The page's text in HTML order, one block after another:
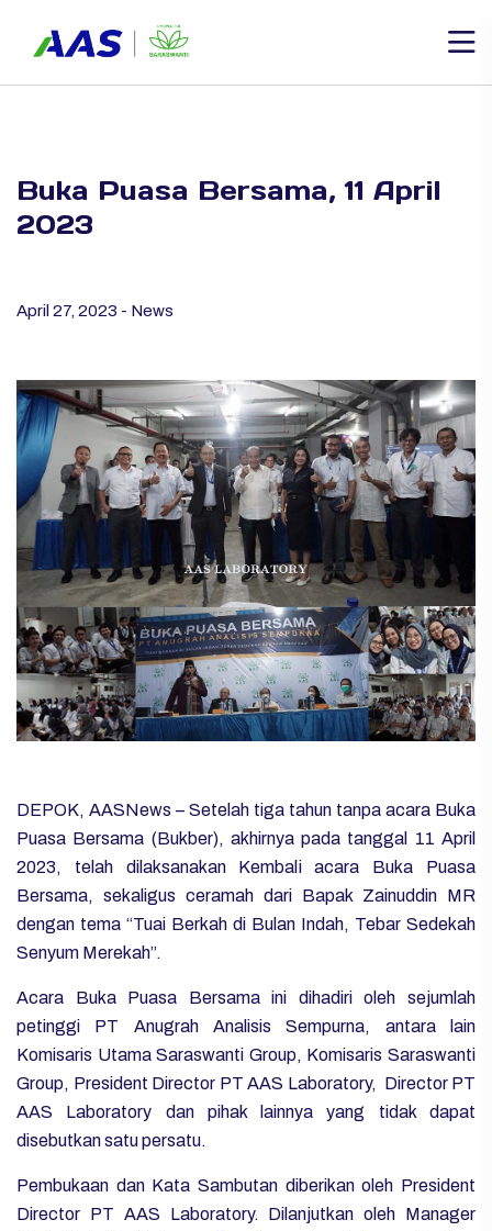
Buka Puasa Bersama, 11 April
2023
April 27, 2023 - News
DEPOK, AASNews – Setelah tiga tahun tanpa acara Buka
Puasa Bersama (Bukber), akhirnya pada tanggal 11 April
2023, telah dilaksanakan Kembali acara Buka Puasa
Bersama, sekaligus ceramah dari Bapak Zainuddin MR
dengan tema “Tuai Berkah di Bulan Indah, Tebar Sedekah
Senyum Merekah”.
Acara Buka Puasa Bersama ini dihadiri oleh sejumlah
petinggi PT Anugrah Analisis Sempurna, antara lain
Komisaris Utama Saraswanti Group, Komisaris Saraswanti
Group, President Director PT AAS Laboratory, Director PT
AAS Laboratory dan pihak lainnya yang tidak dapat
disebutkan satu persatu.
Pembukaan dan Kata Sambutan diberikan oleh President
Director PT AAS Laboratory. Dilanjutkan oleh Manager